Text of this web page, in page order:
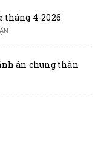
4-2026
án chung thân